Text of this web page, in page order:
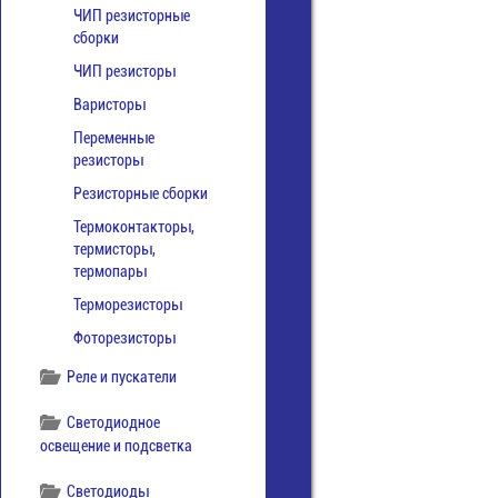
ЧИП резисторные
сборки
ЧИП резисторы
Варисторы
Переменные
резисторы
Резисторные сборки
Термоконтакторы,
термисторы,
термопары
Терморезисторы
Фоторезисторы
Реле и пускатели
Светодиодное
освещение и подсветка
Светодиоды